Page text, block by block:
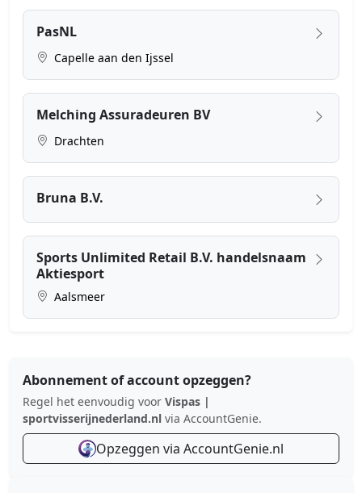
PasNL
Capelle aan den Ijssel
Melching Assuradeuren BV
Drachten
Bruna B.V.
Sports Unlimited Retail B.V. handelsnaam
Aktiesport
Aalsmeer
Abonnement of account opzeggen?
Regel het eenvoudig voor Vispas |
sportvisserijnederland.nl via AccountGenie.
Opzeggen via AccountGenie.nl